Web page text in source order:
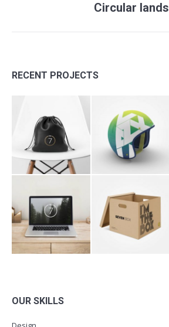
Next
Circular lands
RECENT PROJECTS
OUR SKILLS